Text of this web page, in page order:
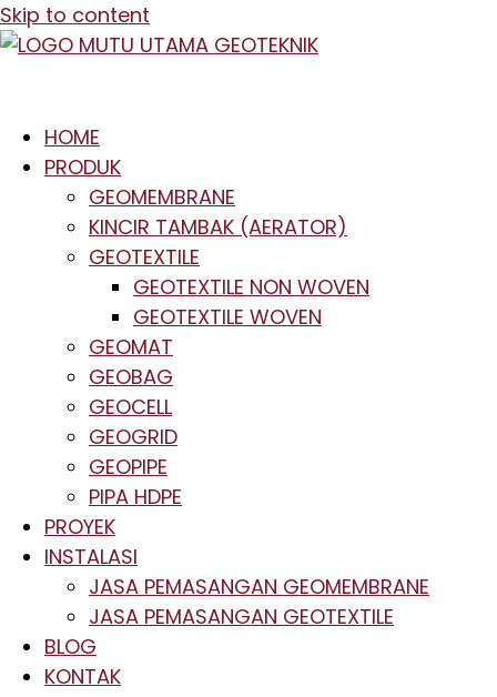
Skip to content
HOME
PRODUK
GEOMEMBRANE
KINCIR TAMBAK (AERATOR)
GEOTEXTILE
GEOTEXTILE NON WOVEN
GEOTEXTILE WOVEN
GEOMAT
GEOBAG
GEOCELL
GEOGRID
GEOPIPE
PIPA HDPE
PROYEK
INSTALASI
JASA PEMASANGAN GEOMEMBRANE
JASA PEMASANGAN GEOTEXTILE
BLOG
KONTAK